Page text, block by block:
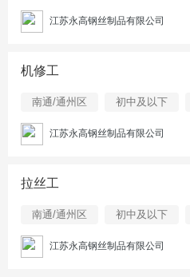
江苏永高钢丝制品有限公司
机修工
南通/通州区 初中及以下
江苏永高钢丝制品有限公司
拉丝工
南通/通州区 初中及以下
江苏永高钢丝制品有限公司